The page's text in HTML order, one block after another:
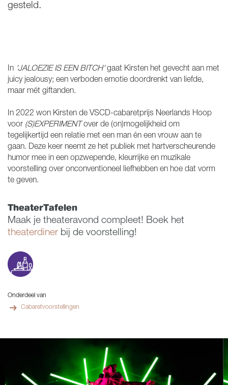
gesteld.
In 'JALOEZIE IS EEN BITCH'gaat Kirsten het gevecht aan met
juicy jealousy; een verboden emotie doordrenkt van liefde,
maar mét giftanden.
In 2022 won Kirsten de VSCD-cabaretprijs Neerlands Hoop
voor (S)EXPERIMENT over de (on)mogelijkheid om
tegelijkertijd een relatie met een man én een vrouw aan te
gaan. Deze keer neemt ze het publiek met hartverscheurende
humor mee in een opzwepende, kleurrijke en muzikale
voorstelling over onconventioneel liefhebben en hoe dat vorm
te geven.
TheaterTafelen
Maak je theateravond compleet! Boek het
theaterdiner bij de voorstelling!
Onderdeel van
Cabaretvoorstellingen